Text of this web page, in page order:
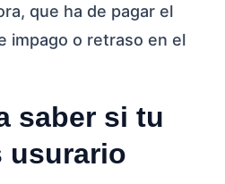
que ha de pagar el
impago o retraso en el
saber si tu
usurario